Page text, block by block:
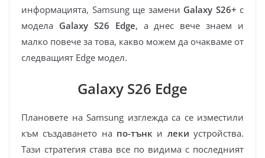
информацията, Samsung ще замени Galaxy S26+ с
модела Galaxy S26 Edge, а днес вече знаем и
малко повече за това, какво можем да очакваме от
следващият Edge модел.
Galaxy S26 Edge
Плановете на Samsung изглежда са се изместили
към създаването на по-тънк и леки устройства.
Тази стратегия става все по видима с последният